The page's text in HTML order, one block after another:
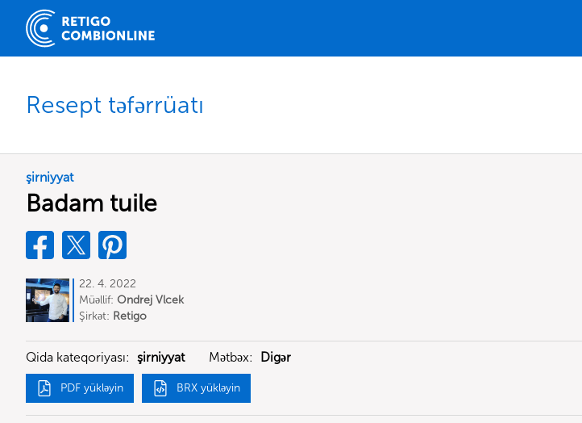
Resept təfərrüatı
şirniyyat
Badam tuile
22. 4. 2022
Müəllif: Ondrej Vlcek
Şirkət: Retigo
Qida kateqoriyası: şirniyyat Mətbəx: Digər
PDF yükləyin BRX yükləyin